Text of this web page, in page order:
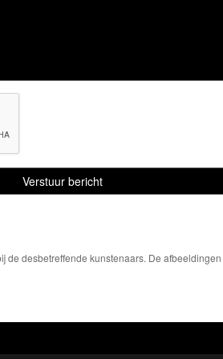
de desbetreffende kunstenaars. De